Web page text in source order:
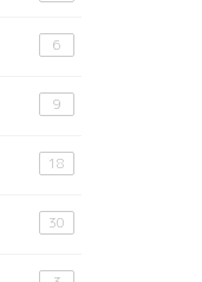
6
9
18
30